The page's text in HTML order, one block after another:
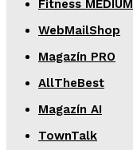
Fitness MEDIUM
WebMailShop
Magazín PRO
AllTheBest
Magazín AI
TownTalk